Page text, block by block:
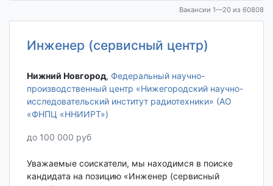
Вакансии 1—20 из 60808
Инженер (сервисный центр)
Нижний Новгород‎, Федеральный научно-
производственный центр «Нижегородский научно-
исследовательский институт радиотехники» (АО
«ФНПЦ «ННИИРТ»)
до 100 000 руб
Уважаемые соискатели, мы находимся в поиске
кандидата на позицию «Инженер (сервисный